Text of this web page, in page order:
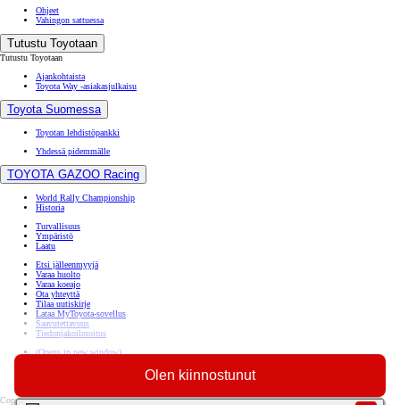
Olen kiinnostunut
Ohjeet
Vahingon sattuessa
Tutustu Toyotaan
Tutustu Toyotaan
Ajankohtaista
Toyota Way -asiakasjulkaisu
Toyota Suomessa
Toyotan lehdistöpankki
Yhdessä pidemmälle
TOYOTA GAZOO Racing
World Rally Championship
Historia
Turvallisuus
Ympäristö
Laatu
Etsi jälleenmyyjä
Varaa huolto
Varaa koeajo
Ota yhteyttä
Tilaa uutiskirje
Lataa MyToyota-sovellus
Saavutettavuus
Tiedonjakoilmoitus
(Opens in new window)
Copyright © Toyota Auto Finland Oy 2026